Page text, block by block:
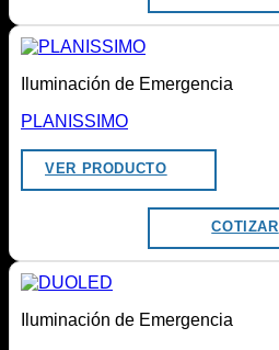
Iluminación de Emergencia
PLANISSIMO
VER PRODUCTO
COTIZAR
Iluminación de Emergencia